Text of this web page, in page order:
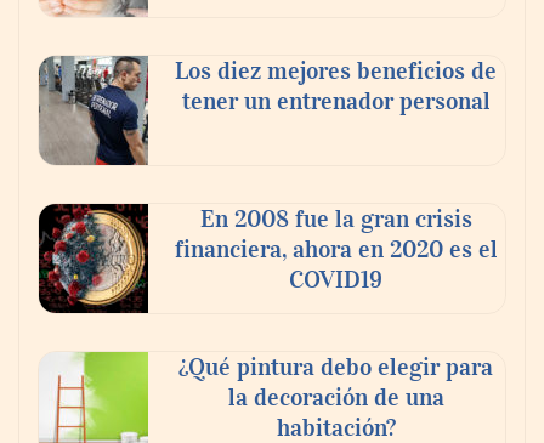
‘El ransomware se puede vencer. No
Ricardo Palacio Escobar
Los diez mejores beneficios de
tener un entrenador personal
En 2008 fue la gran crisis
financiera, ahora en 2020 es el
COVID19
¿Qué pintura debo elegir para
la decoración de una
habitación?